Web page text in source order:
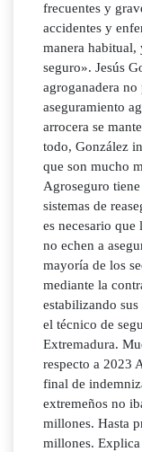
frecuentes y
accidentes y
manera habitual,
seguro». Jesús
agroganadera
aseguramiento
arrocera se
todo, González
que son mucho
Agroseguro
sistemas de
es necesario que
no echen a
mayoría de los
mediante la
estabilizando
el técnico de
Extremadura.
respecto a 2023
final de
extremeños no
millones. Hasta
millones.